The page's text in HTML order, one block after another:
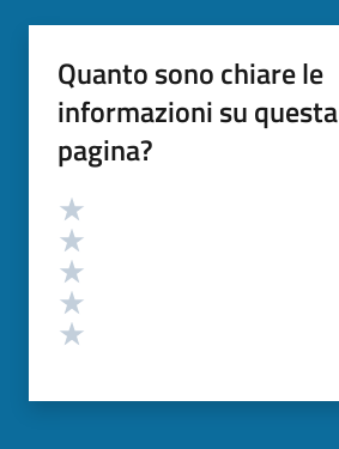
Quanto sono chiare le
informazioni su questa
pagina?
Valutazione